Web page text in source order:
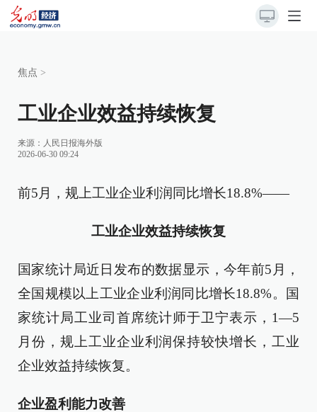
焦点 >
工业企业效益持续恢复
来源： 人民日报海外版
2026-06-30 09:24
前5月，规上工业企业利润同比增长18.8%——
工业企业效益持续恢复
国家统计局近日发布的数据显示，今年前5月，
全国规模以上工业企业利润同比增长18.8%。国
家统计局工业司首席统计师于卫宁表示，1—5
月份，规上工业企业利润保持较快增长，工业
企业效益持续恢复。
企业盈利能力改善